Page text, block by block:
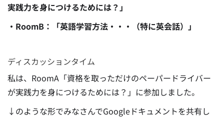
実践力を身につけるためには？」
・RoomB：「英語学習方法・・・（特に英会話）」
ディスカッションタイム
私は、RoomA「資格を取っただけのペーパードライバー
が実践力を身につけるためには？」に参加しました。
↓のような形でみなさんでGoogleドキュメントを共有し